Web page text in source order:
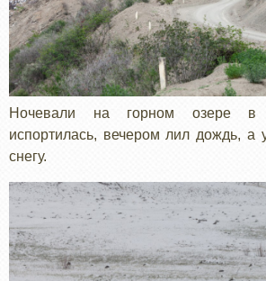
Ночевали на горном озере в
испортилась, вечером лил дождь,
снегу.